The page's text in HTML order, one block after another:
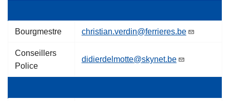
Bourgmestre christian.verdin@ferrieres.be
Conseillers
Police
didierdelmotte@skynet.be